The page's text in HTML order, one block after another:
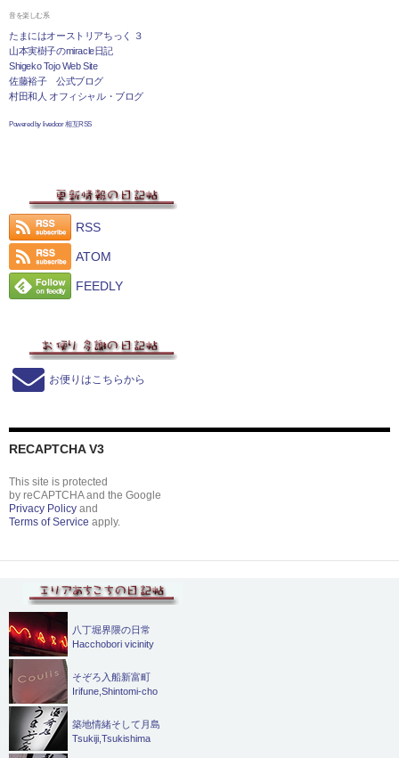
音を楽しむ系
たまにはオーストリアちっく ３
山本実樹子のmiracle日記
Shigeko Tojo Web Site
佐藤裕子 公式ブログ
村田和人 オフィシャル・ブログ
Powered by livedoor 相互RSS
RSS
ATOM
FEEDLY
お便りはこちらから
RECAPTCHA V3
This site is protected
by reCAPTCHA and the Google
Privacy Policy and
Terms of Service apply.
八丁堀界隈の日常
Hacchobori vicinity
そぞろ入船新富町
Irifune,Shintomi-cho
築地情緒そして月島
Tsukiji,Tsukishima